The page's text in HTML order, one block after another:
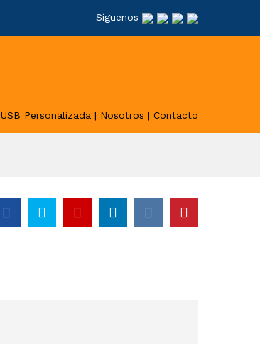
Síguenos
USB Personalizada | Nosotros | Contacto